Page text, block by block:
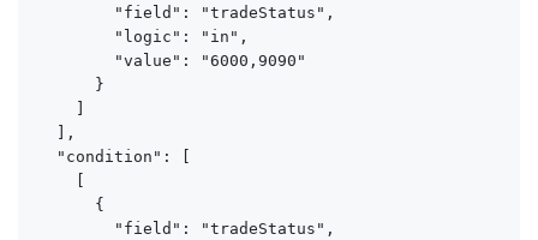
        "field": "tradeStatus",
        "logic": "in",
        "value": "6000,9090"
      }
  ],
  "condition": [
      {
        "field": "tradeStatus",